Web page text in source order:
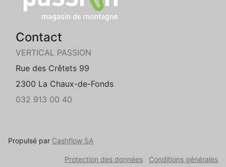
Contact
VERTICAL PASSION
Rue des Crêtets 99
2300 La Chaux-de-Fonds
032 913 00 40
Propulsé par Cashflow SA
Protection des données Conditions générales